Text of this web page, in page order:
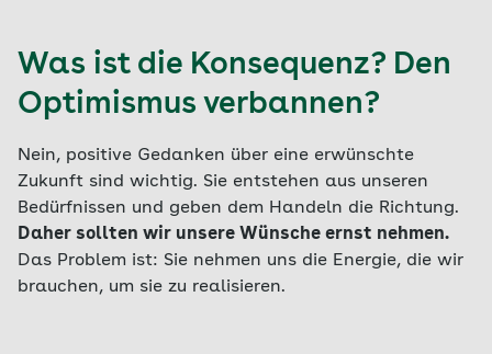
Was ist die Konsequenz? Den
Optimismus verbannen?
Nein, positive Gedanken über eine erwünschte
Zukunft sind wichtig. Sie entstehen aus unseren
Bedürfnissen und geben dem Handeln die Richtung.
Daher sollten wir unsere Wünsche ernst nehmen.
Das Problem ist: Sie nehmen uns die Energie, die wir
brauchen, um sie zu realisieren.